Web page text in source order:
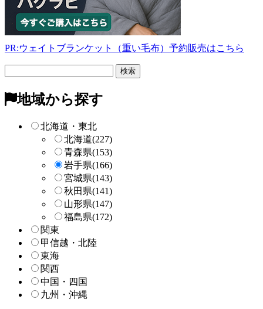
PR:ウェイトブランケット（重い毛布）予約販売はこちら
ー
検
地域から探す
北海道・東北
北海道(227)
青森県(153)
岩手県(166)
宮城県(143)
秋田県(141)
山形県(147)
福島県(172)
関東
甲信越・北陸
東海
関西
中国・四国
九州・沖縄